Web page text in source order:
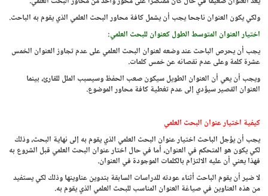
ولكي يكون العنوان ناجحا يجب أن يشمل كافة محاور البحث العلمي الذي يقوم به الباحث.
اختيار العنوان المتوسط الطول كعنوان للبحث العلمي:
يجب أن يحرص الباحث عند وضعه لعنوان البحث العلمي على عدم تجاوز العنوان الخمس
عشرة كلمة وعلى عدم نقصانه عن خمس كلمات.
ويجب أن يعي أن العنوان الطويل سيكون صعب الحفظ وسيسبب الملل للقارئ، بينما
العنوان القصير سيؤدي إلى عدم تغطية كافة محاور الموضوع.
كيفية اختيار عنوان البحث العلمي
يجب أن يؤجل الباحث اختيار عنوان البحث العلمي الذي يقوم به إلى نهاية البحث، وذلك
لكي يكون هو المتحكم في العنوان، أما في حال اختار عنوان البحث العلمي قبل الشروع به
فهذا يعني أن عليه الالتزام بالكلمات الموجودة في العنوان.
لا ضير أن يقوم الباحث أثناء عودته للدراسات السابقة بتدوين عناوينها وذلك لكي يستفيد
من هذه العناوين في صياغة العنوان المناسب للبحث العلمي الذي يقوم به.